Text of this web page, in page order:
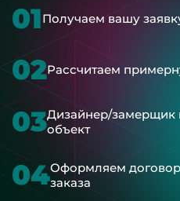
01Получаем вашу
02Рассчитаем
03Дизайнер/замерщик
объект
04Оформляем договор
заказа